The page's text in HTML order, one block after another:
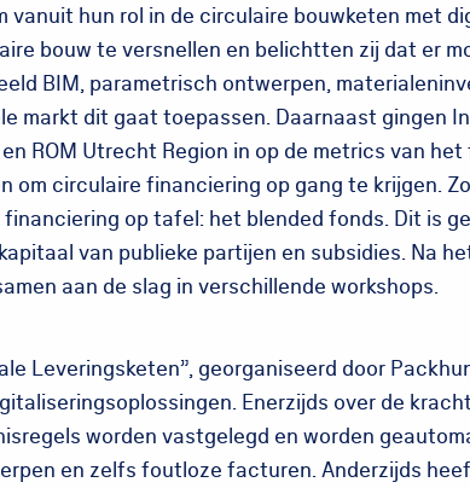
vanuit hun rol in de circulaire bouwketen met
bouw te versnellen en belichtten zij dat er
BIM, parametrisch ontwerpen,
markt dit gaat toepassen. Daarnaast gingen
ROM Utrecht Region in op de metrics van
om circulaire financiering op gang te krijgen.
op tafel: het blended fonds. Dit is
van publieke partijen en subsidies. Na
aan de slag in verschillende workshops.
Leveringsketen”, georganiseerd door
Enerzijds over de
worden vastgelegd en worden
en zelfs foutloze facturen. Anderzijds